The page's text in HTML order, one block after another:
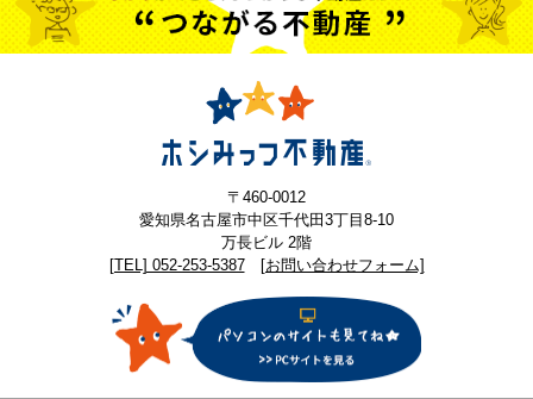
〒460-0012
愛知県名古屋市中区千代田3丁目8-10
万長ビル 2階
[TEL] 052-253-5387
[お問い合わせフォーム]